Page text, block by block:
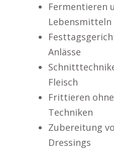
Fermentieren
Lebensmitteln
Anlässe
Fleisch
Frittieren
Techniken
Zubereitung
Dressings